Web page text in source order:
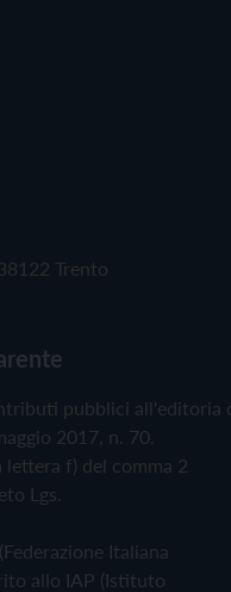
Trento
pubblici all'editoria
2017, n. 70.
lettera f) del comma 2
Lgs.
Italiana
allo IAP (Istituto